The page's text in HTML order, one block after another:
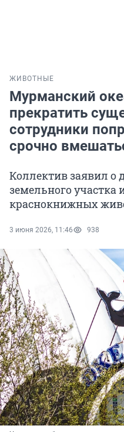
ЖИВОТНЫЕ
Мурманский
прекратить
сотрудники
срочно
Коллектив заявил о
земельного участка
краснокнижных
3 июня 2026, 11:46 938